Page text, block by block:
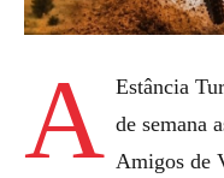
A Estância
de semana
Amigos de